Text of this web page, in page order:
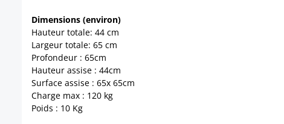
Dimensions (environ)
Hauteur totale: 44 cm
Largeur totale: 65 cm
Profondeur : 65cm
Hauteur assise : 44cm
Surface assise : 65x 65cm
Charge max : 120 kg
Poids : 10 Kg